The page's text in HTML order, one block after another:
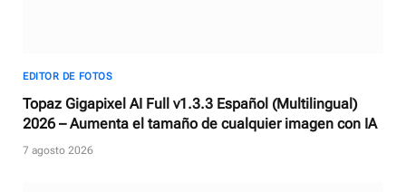
EDITOR DE FOTOS
Topaz Gigapixel AI Full v1.3.3 Español (Multilingual)
2026 – Aumenta el tamaño de cualquier imagen con IA
7 agosto 2026